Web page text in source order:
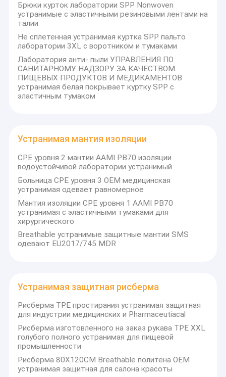
Брюки курток лаборатории SPP Nonwoven
устранимые с эластичными резиновыми лентами на
талии
Не сплетенная устранимая куртка SPP пальто
лаборатории 3XL с воротником и тумаками
Лаборатория анти- пыли УПРАВЛЕНИЯ ПО
САНИТАРНОМУ НАДЗОРУ ЗА КАЧЕСТВОМ
ПИЩЕВЫХ ПРОДУКТОВ И МЕДИКАМЕНТОВ
устранимая белая покрывает куртку SPP с
эластичным тумаком
Устранимая мантия изоляции
CPE уровня 2 мантии AAMI PB70 изоляции
водоустойчивой лаборатории устранимый
Больница CPE уровня 3 OEM медицинская
устранимая одевает равномерное
Мантия изоляции CPE уровня 1 AAMI PB70
устранимая с эластичными тумаками для
хирургического
Breathable устранимые защитные мантии SMS
одевают EU2017/745 MDR
Устранимая защитная рисберма
Рисберма TPE простирания устранимая защитная
для индустрии медицинских и Pharmaceutiacal
Рисберма изготовленного на заказ рукава TPE XXL
голубого полного устранимая для пищевой
промышленности
Рисберма 80X120CM Breathable политена OEM
устранимая защитная для салона красоты